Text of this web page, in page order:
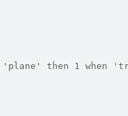
'plane' then 1 when